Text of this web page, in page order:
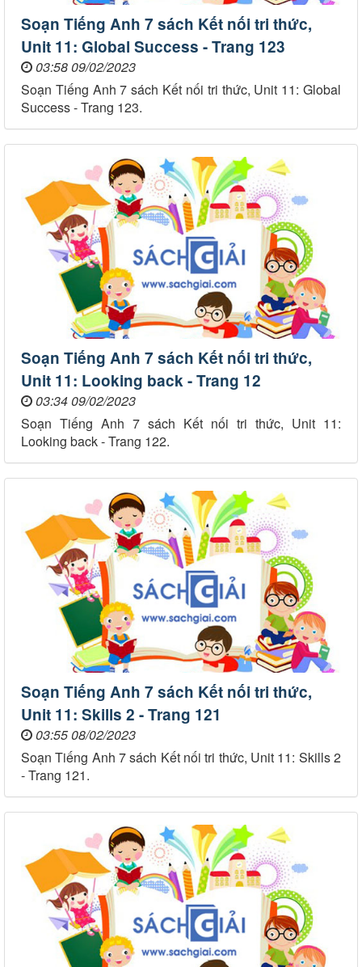
Soạn Tiếng Anh 7 sách Kết nối tri thức,
Unit 11: Global Success - Trang 123
03:58 09/02/2023
Soạn Tiếng Anh 7 sách Kết nối tri thức, Unit 11: Global
Success - Trang 123.
Soạn Tiếng Anh 7 sách Kết nối tri thức,
Unit 11: Looking back - Trang 12
03:34 09/02/2023
Soạn Tiếng Anh 7 sách Kết nối tri thức, Unit 11:
Looking back - Trang 122.
Soạn Tiếng Anh 7 sách Kết nối tri thức,
Unit 11: Skills 2 - Trang 121
03:55 08/02/2023
Soạn Tiếng Anh 7 sách Kết nối tri thức, Unit 11: Skills 2
- Trang 121.